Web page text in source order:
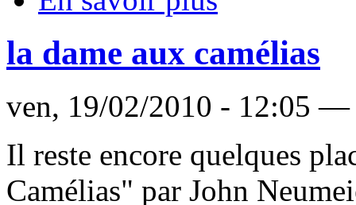
la dame aux camélias
ven, 19/02/2010 - 12:05
Il reste encore quelques
Camélias" par John